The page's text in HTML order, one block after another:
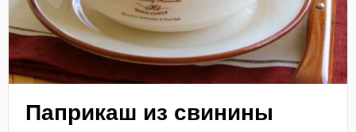
Паприкаш из свинины